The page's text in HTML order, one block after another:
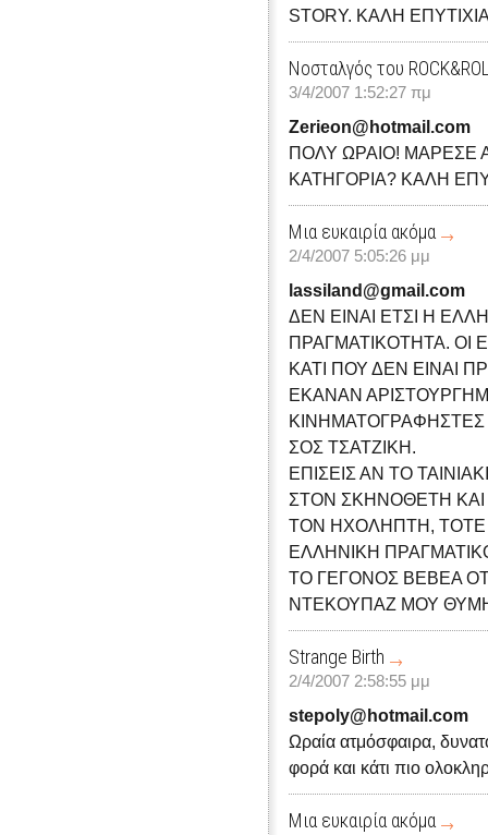
STORΥ. ΚΑΛΗ
Νοσταλγός του
3/4/2007 1:52:27 πμ
Zerieon@hotmail.com
ΠΟΛΥ ΩΡΑΙΟ! ΜΑΡΕΣΕ
ΚΑΤΗΓΟΡΙΑ? ΚΑΛΗ
Μια ευκαιρία ακόμα
2/4/2007 5:05:26 μμ
lassiland@gmail.com
ΔΕΝ ΕΙΝΑΙ ΕΤΣΙ Η
ΠΡΑΓΜΑΤΙΚΟΤΗΤΑ. ΟΙ
ΚΑΤΙ ΠΟΥ ΔΕΝ ΕΙΝΑΙ
ΕΚΑΝΑΝ
ΣΟΣ ΤΣΑΤΖΙΚΗ.
ΕΠΙΣΕΙΣ ΑΝ ΤΟ
ΣΤΟΝ ΣΚΗΝΟΘΕΤΗ
ΤΟΝ ΗΧΟΛΗΠΤΗ, ΤΟΤΕ
ΕΛΛΗΝΙΚΗ
ΤΟ ΓΕΓΟΝΟΣ ΒΕΒΕΑ
ΝΤΕΚΟΥΠΑΖ ΜΟΥ
Strange Birth
2/4/2007 2:58:55 μμ
stepoly@hotmail.com
Ωραία ατμόσφαιρα,
φορά και κάτι πιο
Μια ευκαιρία ακόμα